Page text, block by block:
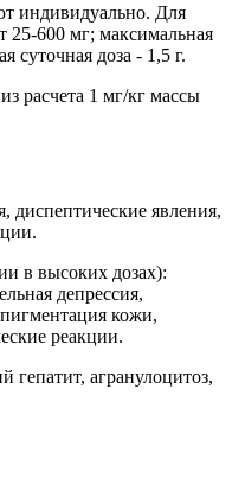
индивидуально. Для
25-600 мг; максимальная
суточная доза - 1,5 г.
расчета 1 мг/кг массы
диспептические явления,
в высоких дозах):
депрессия,
кожи,
реакции.
гепатит, агранулоцитоз,